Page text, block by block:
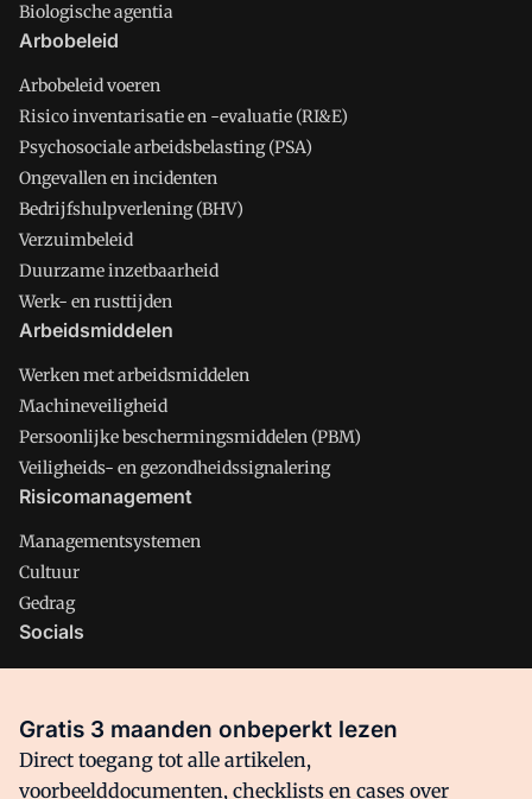
Biologische agentia
Arbobeleid
Arbobeleid voeren
Risico inventarisatie en -evaluatie (RI&E)
Psychosociale arbeidsbelasting (PSA)
Ongevallen en incidenten
Bedrijfshulpverlening (BHV)
Verzuimbeleid
Duurzame inzetbaarheid
Werk- en rusttijden
Arbeidsmiddelen
Werken met arbeidsmiddelen
Machineveiligheid
Persoonlijke beschermingsmiddelen (PBM)
Veiligheids- en gezondheidssignalering
Risicomanagement
Managementsystemen
Cultuur
Gedrag
Socials
Facebook
Gratis 3 maanden onbeperkt lezen
Direct toegang tot alle artikelen,
voorbeelddocumenten, checklists en cases over